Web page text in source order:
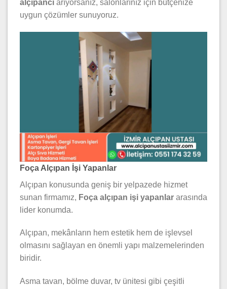
alçıpancı arıyorsanız, salonlarınız için bütçenize
uygun çözümler sunuyoruz.
Foça Alçıpan İşi Yapanlar
Alçıpan konusunda geniş bir yelpazede hizmet
sunan firmamız, Foça alçıpan işi yapanlar arasında
lider konumda.
Alçıpan, mekânların hem estetik hem de işlevsel
olmasını sağlayan en önemli yapı malzemelerinden
biridir.
Asma tavan, bölme duvar, tv ünitesi gibi çeşitli